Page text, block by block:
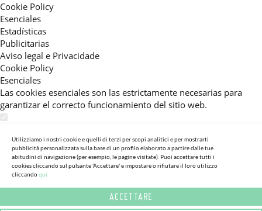
Cookie Policy
Esenciales
Estadísticas
Publicitarias
Aviso legal e Privacidade
Cookie Policy
Esenciales
Las cookies esenciales son las estrictamente necesarias para
garantizar el correcto funcionamiento del sitio web.
Estas cookies nos permiten ofrecerle una experiencia en el sitio
adaptada a su navegación (recomendaciones de producto
personalizadas, énfasis en categorías frecuentemente
consultadas, etc).Al activar esta cookie, nos ayuda a mejorar aún
más su experiencia.
Utilizziamo i nostri cookie e quelli di terzi per scopi analitici e per mostrarti
pubblicità personalizzata sulla base di un profilo elaborato a partire dalle tue
abitudini di navigazione (per esempio, le pagine visitate). Puoi accettare tutti i
cookies cliccando sul pulsante 'Accettare' e impostare o rifiutare il loro utilizzo
cliccandoqui.
ACCETTARE